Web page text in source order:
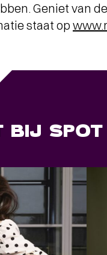
Geniet van
staat op
BIJ SPOT